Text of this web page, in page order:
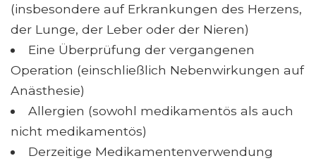
(insbesondere auf Erkrankungen des Herzens,
der Lunge, der Leber oder der Nieren)
Eine Überprüfung der vergangenen
Operation (einschließlich Nebenwirkungen auf
Anästhesie)
Allergien (sowohl medikamentös als auch
nicht medikamentös)
Derzeitige Medikamentenverwendung